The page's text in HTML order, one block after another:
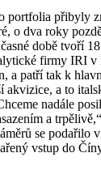
portfolia přibyly
o dva roky
době tvoří
firmy IRI v
a patří tak k
akvizice, a to
nadále
a
se podařilo
vstup do